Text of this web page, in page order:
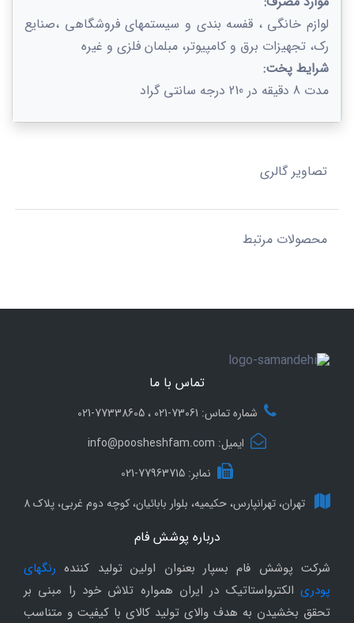
لوازم خانگی ، قفسه بندی و سیستمهای فروشگاهی ،صنایع
رک، تجهیزات برق و کامپیوتر، مبلمان فلزی و غیره
شرایط پخت:
مدت 8 دقیقه در 210 درجه سانتی گراد
تصاویر گالری
محصولات مرتبط
تماس با ما
شماره تماس: 73061-021 ، 77338605-021
ایمیل: info@poosheshfam.com
نمابر: 77963715-021
تهران، تهرانپارس، حکیمیه، بلوار بابائیان، کوچه دوم غربی، پلاک 8
درباره پوشش فام
شرکت پوشش فام بسپار بعنوان اولین تولید کننده رنگهای
پودری الکترواستاتیک در ایران همواره تلاش خود را مبنی بر
تحقق بخشیدن به هدف والای تولید کالای با کیفیت و متناسب